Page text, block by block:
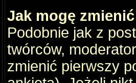
Jak mogę
Podobnie jak z
twórców,
zmienić pierwszy